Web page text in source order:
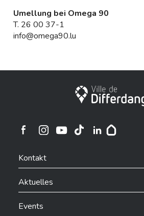
Umellung bei Omega 90
T. 26 00 37-1
info@omega90.lu
Stadt Differdingen
Ville de Differdange sur Instagram
Kontakt
Aktuelles
Events